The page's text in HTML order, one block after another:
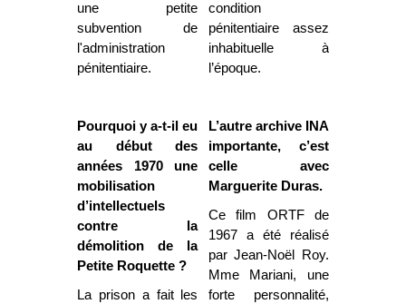
une petite
subvention de
l'administration
pénitentiaire.
Pourquoi y a-t-il eu
au début des
années 1970 une
mobilisation
d’intellectuels
contre la
démolition de la
Petite Roquette ?
La prison a fait les
condition
pénitentiaire assez
inhabituelle à
l’époque.
L’autre archive INA
importante, c’est
celle avec
Marguerite Duras.
Ce film ORTF de
1967 a été réalisé
par Jean-Noël Roy.
Mme Mariani, une
forte personnalité,